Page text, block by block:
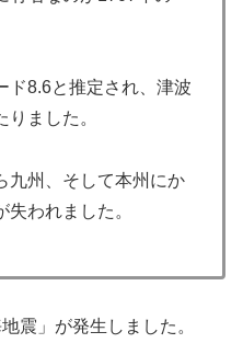
ド8.6と推定され、津波
ました。
九州、そして本州にか
われました。
震」が発生しました。